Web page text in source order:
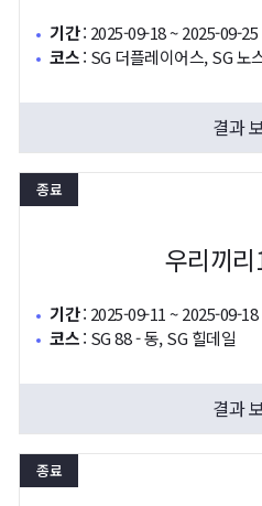
기간: 2025-09-18 ~ 2025-09-25
코스: SG 더플레이어스, SG 노
결과
종료
우리끼
기간: 2025-09-11 ~ 2025-09-18
코스: SG 88 - 동, SG 힐데일
결과
종료